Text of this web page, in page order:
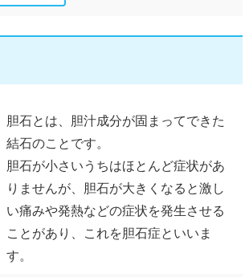
胆石とは、胆汁成分が固まってできた
結石のことです。
胆石が小さいうちはほとんど症状があ
りませんが、胆石が大きくなると激し
い痛みや発熱などの症状を発生させる
ことがあり、これを胆石症といいま
す。